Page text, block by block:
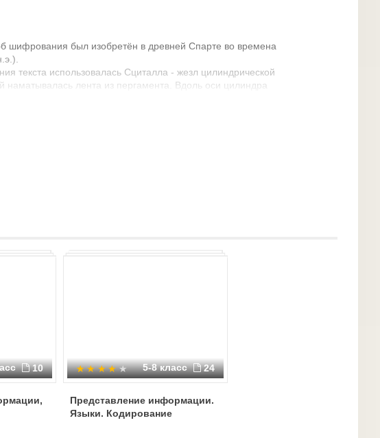
шифрования был изобретён в древней Спарте во времена
текста использовалась Сциталла - жезл цилиндрической
лента из пергамента. Вдоль оси цилиндра
10 5-8 класс 24
Представление информации.
Языки. Кодирование